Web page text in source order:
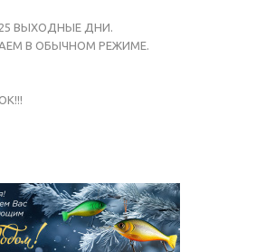
ВЫХОДНЫЕ ДНИ.
В ОБЫЧНОМ РЕЖИМЕ.